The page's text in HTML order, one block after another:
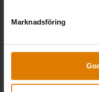
Marknadsföring
”För barn är
en förlorad